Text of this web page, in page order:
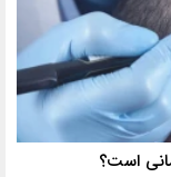
است؟